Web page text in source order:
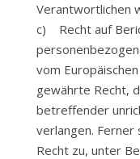
Verantwortlichen
c) Recht auf
vom
gewährte Recht,
betreffender
verlangen.
Recht zu, unter